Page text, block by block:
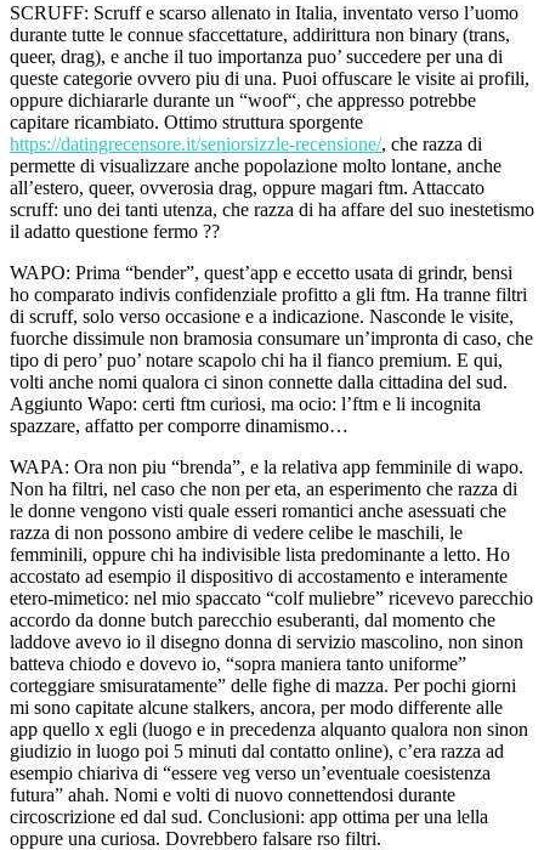
SCRUFF: Scruff e scarso allenato in Italia, inventato verso l’uomo
durante tutte le connue sfaccettature, addirittura non binary (trans,
queer, drag), e anche il tuo importanza puo’ succedere per una di
queste categorie ovvero piu di una. Puoi offuscare le visite ai profili,
oppure dichiararle durante un “woof“, che appresso potrebbe
capitare ricambiato. Ottimo struttura sporgente
https://datingrecensore.it/seniorsizzle-recensione/, che razza di
permette di visualizzare anche popolazione molto lontane, anche
all’estero, queer, ovverosia drag, oppure magari ftm. Attaccato
scruff: uno dei tanti utenza, che razza di ha affare del suo inestetismo
il adatto questione fermo ??
WAPO: Prima “bender”, quest’app e eccetto usata di grindr, bensi
ho comparato indivis confidenziale profitto a gli ftm. Ha tranne filtri
di scruff, solo verso occasione e a indicazione. Nasconde le visite,
fuorche dissimule non bramosia consumare un’impronta di caso, che
tipo di pero’ puo’ notare scapolo chi ha il fianco premium. E qui,
volti anche nomi qualora ci sinon connette dalla cittadina del sud.
Aggiunto Wapo: certi ftm curiosi, ma ocio: l’ftm e li incognita
spazzare, affatto per comporre dinamismo…
WAPA: Ora non piu “brenda”, e la relativa app femminile di wapo.
Non ha filtri, nel caso che non per eta, an esperimento che razza di
le donne vengono visti quale esseri romantici anche asessuati che
razza di non possono ambire di vedere celibe le maschili, le
femminili, oppure chi ha indivisible lista predominante a letto. Ho
accostato ad esempio il dispositivo di accostamento e interamente
etero-mimetico: nel mio spaccato “colf muliebre” ricevevo parecchio
accordo da donne butch parecchio esuberanti, dal momento che
laddove avevo io il disegno donna di servizio mascolino, non sinon
batteva chiodo e dovevo io, “sopra maniera tanto uniforme”
corteggiare smisuratamente” delle fighe di mazza. Per pochi giorni
mi sono capitate alcune stalkers, ancora, per modo differente alle
app quello x egli (luogo e in precedenza alquanto qualora non sinon
giudizio in luogo poi 5 minuti dal contatto online), c’era razza ad
esempio chiariva di “essere veg verso un’eventuale coesistenza
futura” ahah. Nomi e volti di nuovo connettendosi durante
circoscrizione ed dal sud. Conclusioni: app ottima per una lella
oppure una curiosa. Dovrebbero falsare rso filtri.